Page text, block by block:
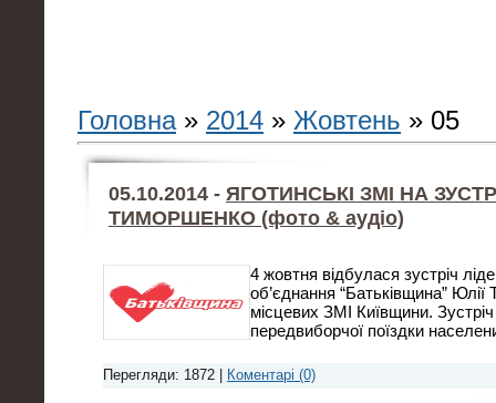
Головна» 2014 » Жовтень » 05
05.10.2014 - ЯГОТИНСЬКІ ЗМІ НА
ТИМОРШЕНКО (фото & аудіо)
4 жовтня відбулася зустріч
об’єднання “Батьківщина”
місцевих ЗМІ Київщини.
передвиборчої поїздки
Перегляди: 1872 | Коментарі (0)